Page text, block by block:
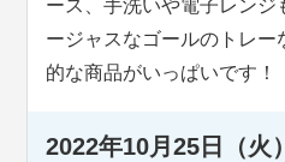
ース、手洗いや電子レン
ージャスなゴールのトレー
的な商品がいっぱいです！
2022年10月25日（火